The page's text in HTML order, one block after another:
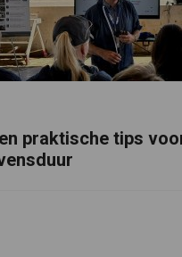
praktische tips